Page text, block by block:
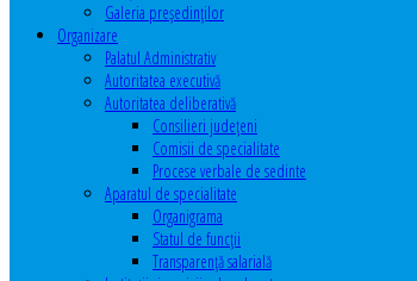
Galeria președinților
Organizare
Palatul Administrativ
Autoritatea executivă
Autoritatea deliberativă
Consilieri judeţeni
Comisii de specialitate
Procese verbale de sedinte
Aparatul de specialitate
Organigrama
Statul de funcții
Transparență salarială